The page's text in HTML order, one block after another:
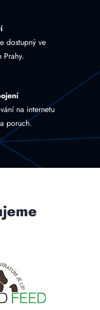
dostupný ve
Prahy.
na internetu
poruch.